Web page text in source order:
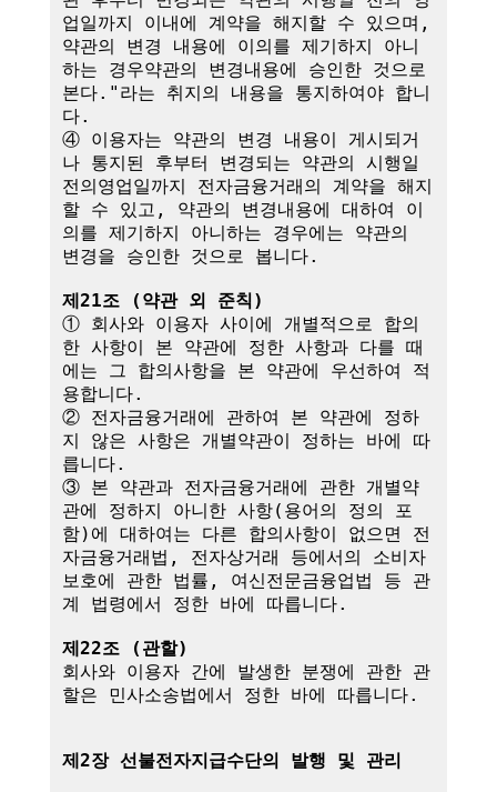
업일까지 이내에 계약을 해지할 수 있으며,
약관의 변경 내용에 이의를 제기하지 아니
하는 경우약관의 변경내용에 승인한 것으로
본다."라는 취지의 내용을 통지하여야 합니
다.
④ 이용자는 약관의 변경 내용이 게시되거
나 통지된 후부터 변경되는 약관의 시행일
전의영업일까지 전자금융거래의 계약을 해지
할 수 있고, 약관의 변경내용에 대하여 이
의를 제기하지 아니하는 경우에는 약관의
변경을 승인한 것으로 봅니다.
제21조 (약관 외 준칙)
① 회사와 이용자 사이에 개별적으로 합의
한 사항이 본 약관에 정한 사항과 다를 때
에는 그 합의사항을 본 약관에 우선하여 적
용합니다.
② 전자금융거래에 관하여 본 약관에 정하
지 않은 사항은 개별약관이 정하는 바에 따
릅니다.
③ 본 약관과 전자금융거래에 관한 개별약
관에 정하지 아니한 사항(용어의 정의 포
함)에 대하여는 다른 합의사항이 없으면 전
자금융거래법, 전자상거래 등에서의 소비자
보호에 관한 법률, 여신전문금융업법 등 관
계 법령에서 정한 바에 따릅니다.
제22조 (관할)
회사와 이용자 간에 발생한 분쟁에 관한 관
할은 민사소송법에서 정한 바에 따릅니다.
제2장 선불전자지급수단의 발행 및 관리